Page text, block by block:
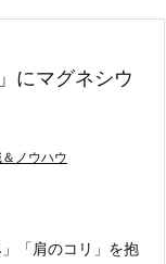
にマグネシウ
ノウハウ
「肩のコリ」を抱